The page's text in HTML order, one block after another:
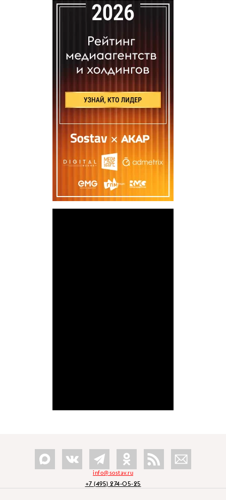
info@sostav.ru
+7 (495) 274-05-25